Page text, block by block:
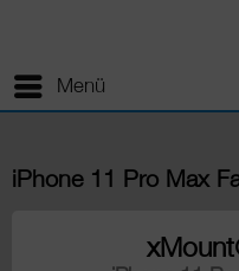
Menü
iPhone 11 Pro Max